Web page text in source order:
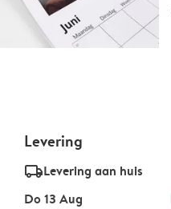
Levering
delivery_standard_v2Levering aan huis
Do 13 Aug